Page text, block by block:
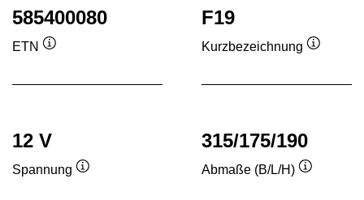
585400080
ETN
F19
Kurzbezeichnung
12 V
Spannung
315/175/190
Abmaße (B/L/H)